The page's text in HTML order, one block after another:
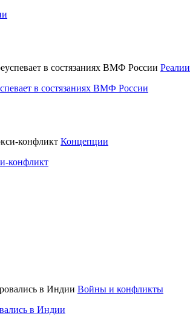
Реалии
в состязаниях ВМФ России
Концепции
конфликт
Войны и конфликты
в Индии